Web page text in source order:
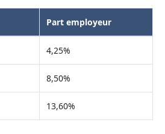
Part employeur
4,25%
8,50%
13,60%